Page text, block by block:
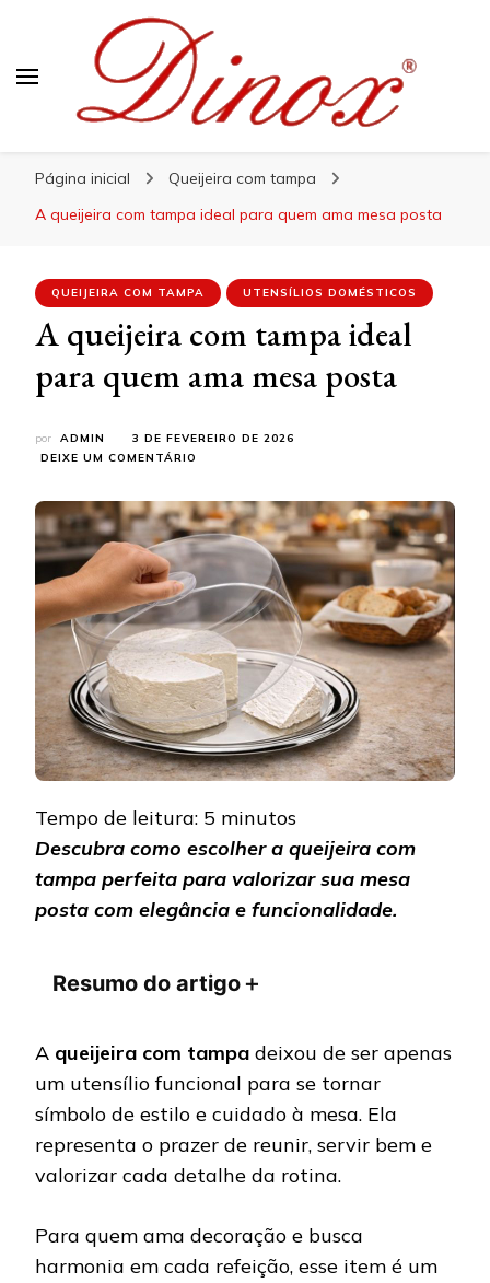
Página inicial
Queijeira com tampa
A queijeira com tampa ideal para quem ama mesa posta
QUEIJEIRA COM TAMPA UTENSÍLIOS DOMÉSTICOS
A queijeira com tampa ideal
para quem ama mesa posta
por ADMIN
3 DE FEVEREIRO DE 2026
DEIXE UM COMENTÁRIO
COM
TAMPA
IDEAL
QUEM
AMA
MESA
POSTA
Tempo de leitura: 5 minutos
Descubra como escolher a queijeira com
tampa perfeita para valorizar sua mesa
posta com elegância e funcionalidade.
Resumo do artigo＋
A queijeira com tampa deixou de ser apenas
um utensílio funcional para se tornar
símbolo de estilo e cuidado à mesa. Ela
representa o prazer de reunir, servir bem e
valorizar cada detalhe da rotina.
Para quem ama decoração e busca
harmonia em cada refeição, esse item é um